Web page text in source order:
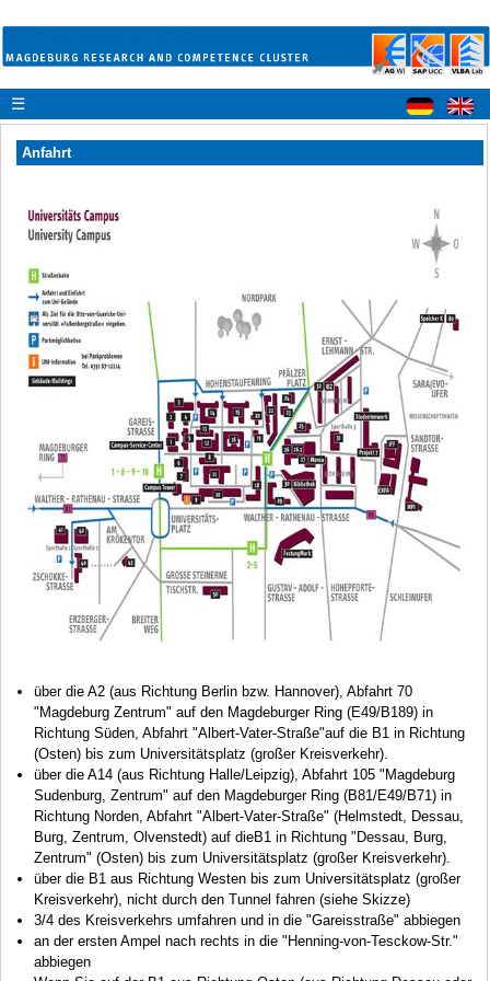
☰
Anfahrt
über die A2 (aus Richtung Berlin bzw. Hannover), Abfahrt 70
"Magdeburg Zentrum" auf den Magdeburger Ring (E49/B189) in
Richtung Süden, Abfahrt "Albert-Vater-Straße"auf die B1 in Richtung
(Osten) bis zum Universitätsplatz (großer Kreisverkehr).
über die A14 (aus Richtung Halle/Leipzig), Abfahrt 105 "Magdeburg
Sudenburg, Zentrum" auf den Magdeburger Ring (B81/E49/B71) in
Richtung Norden, Abfahrt "Albert-Vater-Straße" (Helmstedt, Dessau,
Burg, Zentrum, Olvenstedt) auf dieB1 in Richtung "Dessau, Burg,
Zentrum" (Osten) bis zum Universitätsplatz (großer Kreisverkehr).
über die B1 aus Richtung Westen bis zum Universitätsplatz (großer
Kreisverkehr), nicht durch den Tunnel fahren (siehe Skizze)
3/4 des Kreisverkehrs umfahren und in die "Gareisstraße" abbiegen
an der ersten Ampel nach rechts in die "Henning-von-Tesckow-Str."
abbiegen